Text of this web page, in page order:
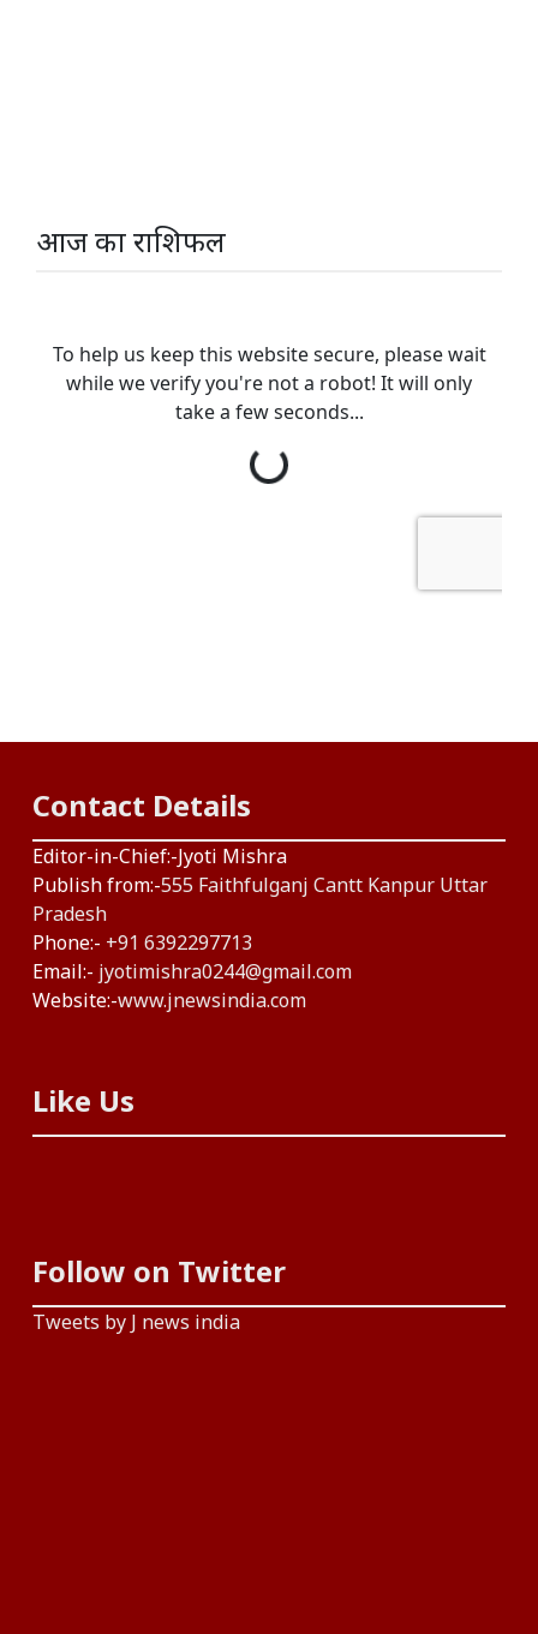
आज का राशिफल
Contact Details
Editor-in-Chief:-Jyoti Mishra
Publish from:-555 Faithfulganj Cantt Kanpur Uttar
Pradesh
Phone:- +91 6392297713
Email:- jyotimishra0244@gmail.com
Website:-www.jnewsindia.com
Like Us
Follow on Twitter
Tweets by J news india